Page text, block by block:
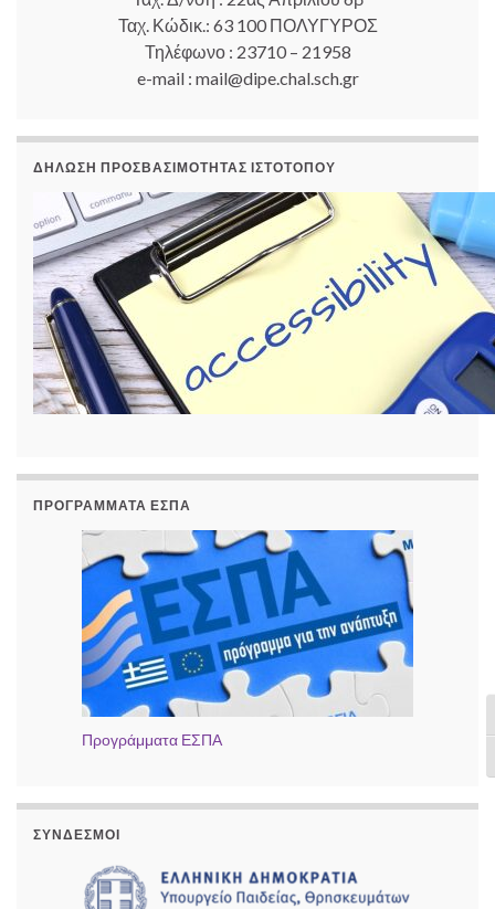
Ταχ. Κώδικ.: 63 100 ΠΟΛΥΓΥΡΟΣ
Τηλέφωνο : 23710 – 21958
e-mail : mail@dipe.chal.sch.gr
ΔΉΛΩΣΗ ΠΡΟΣΒΑΣΙΜΌΤΗΤΑΣ ΙΣΤΟΤΌΠΟΥ
ΠΡΟΓΡΆΜΜΑΤΑ ΕΣΠΑ
Προγράμματα ΕΣΠΑ
ΣΎΝΔΕΣΜΟΙ